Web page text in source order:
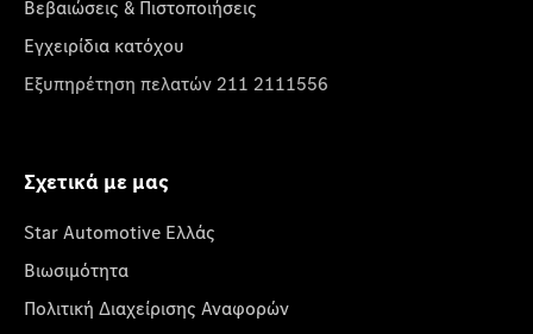
Βεβαιώσεις & Πιστοποιήσεις
Εγχειρίδια κατόχου
Εξυπηρέτηση πελατών 211 2111556
Σχετικά με μας
Star Automotive Ελλάς
Βιωσιμότητα
Πολιτική Διαχείρισης Αναφορών